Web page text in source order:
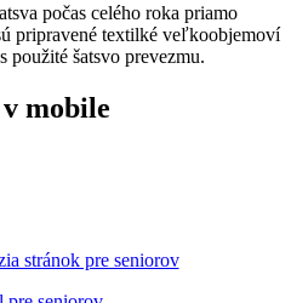
počas celého roka priamo
pripravené textilké veľkoobjemoví
použité šatsvo prevezmu.
mobile
stránok pre seniorov